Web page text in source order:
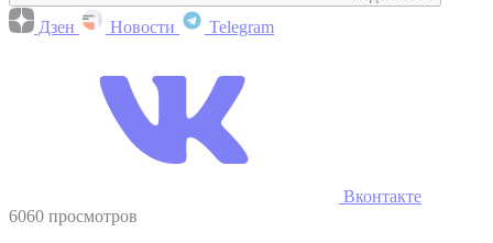
Дзен Новости Telegram
Вконтакте
6060 просмотров